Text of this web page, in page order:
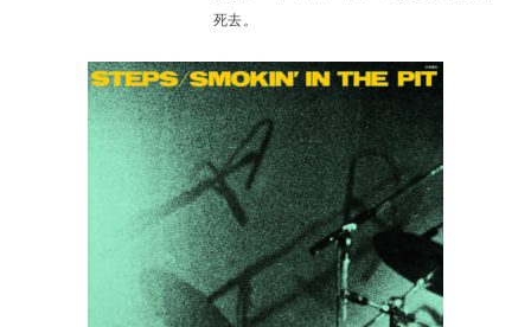
死去。